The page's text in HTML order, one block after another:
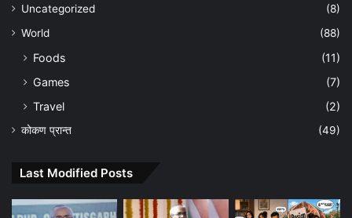
Uncategorized
(8)
World
(88)
Foods
(11)
Games
(7)
Travel
(2)
कोकण प्रान्त (49)
Last Modified Posts